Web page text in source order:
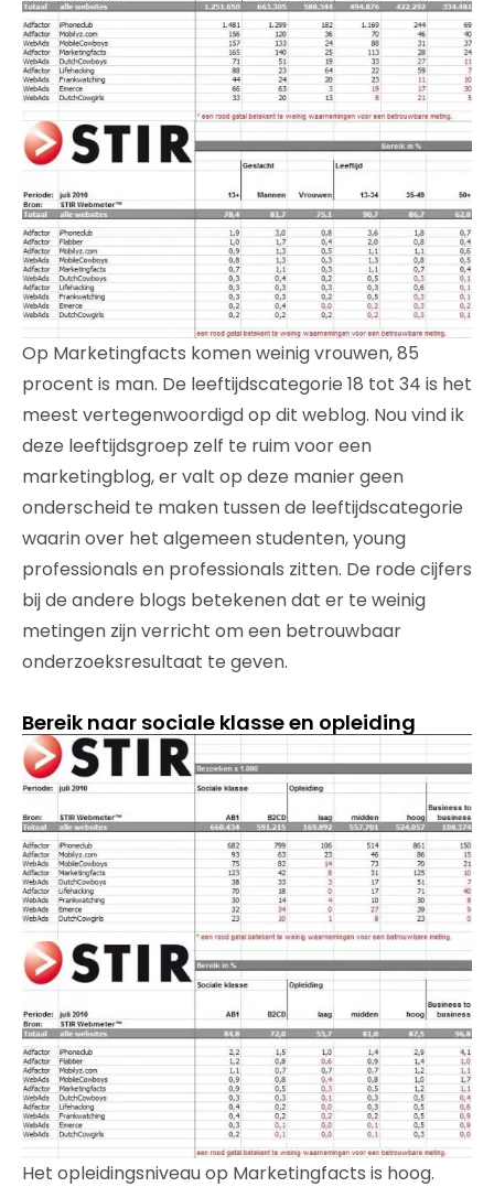
Op Marketingfacts komen weinig vrouwen, 85
procent is man. De leeftijdscategorie 18 tot 34 is het
meest vertegenwoordigd op dit weblog. Nou vind ik
deze leeftijdsgroep zelf te ruim voor een
marketingblog, er valt op deze manier geen
onderscheid te maken tussen de leeftijdscategorie
waarin over het algemeen studenten, young
professionals en professionals zitten. De rode cijfers
bij de andere blogs betekenen dat er te weinig
metingen zijn verricht om een betrouwbaar
onderzoeksresultaat te geven.
Bereik naar sociale klasse en opleiding
Het opleidingsniveau op Marketingfacts is hoog.